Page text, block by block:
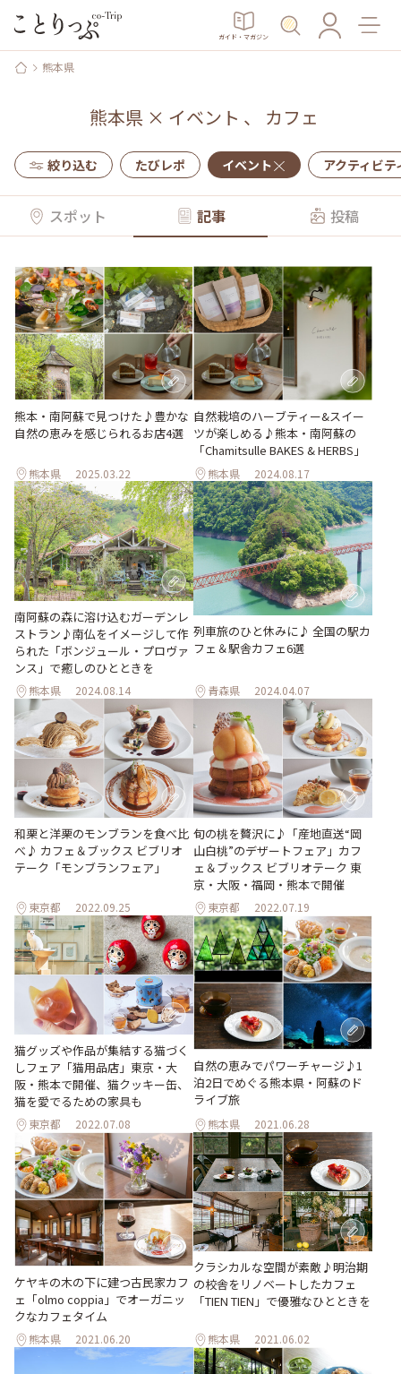
ガイド・マガジン
熊本県
熊本県 × イベント 、 カフェ
絞り込む たびレポ イベント アクティビテ
スポット 記事 投稿
熊本・南阿蘇で見つけた♪豊かな
自然の恵みを感じられるお店4選
熊本県 2025.03.22
自然栽培のハーブティー&スイー
ツが楽しめる♪熊本・南阿蘇の
「Chamitsulle BAKES & HERBS」
熊本県 2024.08.17
南阿蘇の森に溶け込むガーデンレ
ストラン♪南仏をイメージして作
られた「ボンジュール・プロヴァ
ンス」で癒しのひとときを
熊本県 2024.08.14
列車旅のひと休みに♪ 全国の駅カ
フェ＆駅舎カフェ6選
青森県 2024.04.07
和栗と洋栗のモンブランを食べ比
べ♪ カフェ＆ブックス ビブリオ
テーク「モンブランフェア」
東京都 2022.09.25
旬の桃を贅沢に♪「産地直送“岡
山白桃”のデザートフェア」カフ
ェ＆ブックス ビブリオテーク 東
京・大阪・福岡・熊本で開催
東京都 2022.07.19
猫グッズや作品が集結する猫づく
しフェア「猫用品店」東京・大
阪・熊本で開催、猫クッキー缶、
猫を愛でるための家具も
東京都 2022.07.08
自然の恵みでパワーチャージ♪1
泊2日でめぐる熊本県・阿蘇のド
ライブ旅
熊本県 2021.06.28
ケヤキの木の下に建つ古民家カフ
ェ「olmo coppia」でオーガニッ
クなカフェタイム
熊本県 2021.06.20
クラシカルな空間が素敵♪明治期
の校舎をリノベートしたカフェ
「TIEN TIEN」で優雅なひとときを
熊本県 2021.06.02